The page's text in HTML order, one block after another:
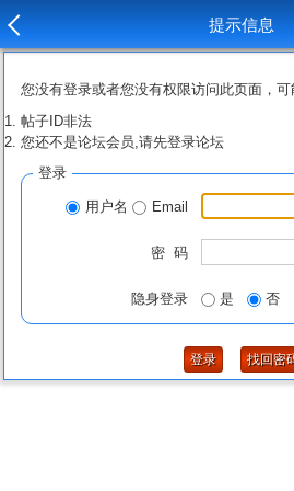
提示信息
您没有登录或者您没有权限访问此页面，
帖子ID非法
您还不是论坛会员,请先登录论坛
登录
用户名 Email
密 码
隐身登录 是 否